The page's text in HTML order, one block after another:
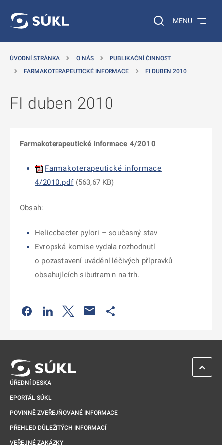
Vyhledávání na
MENU
ÚVODNÍ STRÁNKA O NÁS
PUBLIKAČNÍ ČINNOST
FARMAKOTERAPEUTICKÉ INFORMACE
FI DUBEN 2010
FI duben 2010
Farmakoterapeutické informace 4/2010
Farmakoterapeutické informace
4/2010.pdf(563,67 KB)
Obsah:
Helicobacter pylori – současný stav
Evropská komise vydala rozhodnutí
o pozastavení uvádění léčivých přípravků
obsahujících sibutramin na trh.
Odkaz se otevře na nové kartě
Odkaz se otevře na nové kartě
Odkaz se otevře na nové kartě
ÚŘEDNÍ DESKA
EPORTÁL SÚKL
POVINNĚ ZVEŘEJŇOVANÉ INFORMACE
PŘEHLED DŮLEŽITÝCH INFORMACÍ
VEŘEJNÉ ZAKÁZKY
ZPĚT